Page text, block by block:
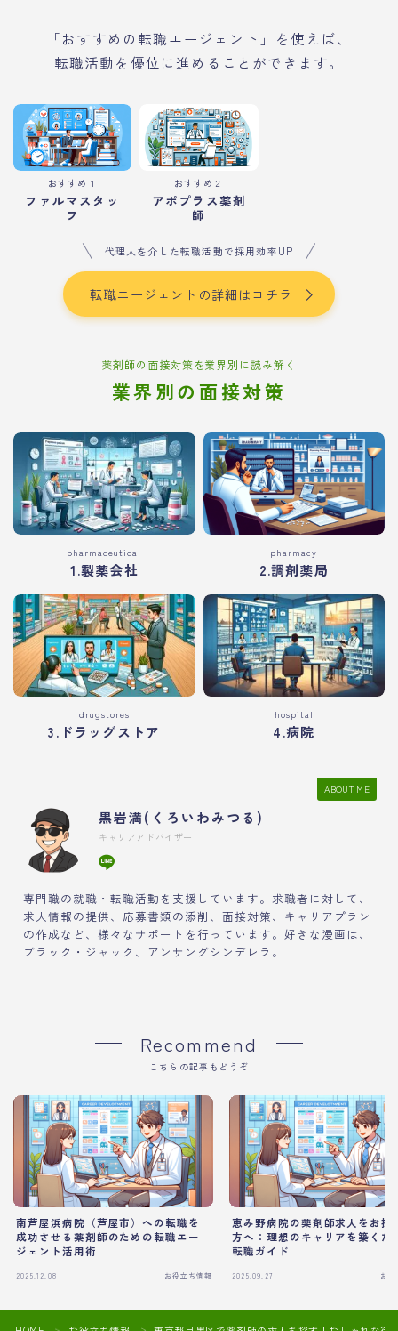
「おすすめの転職エージェント」を使えば、
転職活動を優位に進めることができます。
おすすめ１
ファルマスタッ
フ
おすすめ２
アポプラス薬剤
師
代理人を介した転職活動で採用効率UP
転職エージェントの詳細はコチラ
薬剤師の面接対策を業界別に読み解く
業界別の面接対策
pharmaceutical
1.製薬会社
pharmacy
2.調剤薬局
drugstores
3.ドラッグストア
hospital
4.病院
ABOUT ME
黒岩満(くろいわみつる)
キャリアアドバイザー
専門職の就職・転職活動を支援しています。求職者に対して、
求人情報の提供、応募書類の添削、面接対策、キャリアプラン
の作成など、様々なサポートを行っています。好きな漫画は、
ブラック・ジャック、アンサングシンデレラ。
Recommend
こちらの記事もどうぞ
南芦屋浜病院（芦屋市）への転職を
成功させる薬剤師のための転職エー
ジェント活用術
2025.12.08 お役立ち情報
恵み野病院の薬剤師求人をお探
方へ：理想のキャリアを築くた
転職ガイド
2025.09.27 お